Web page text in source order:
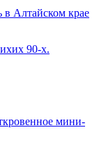
в Алтайском крае
90-х.
мини-